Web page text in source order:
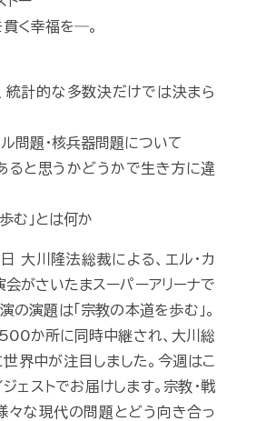
く幸福を―。
計的な多数決だけでは決まら
問題・核兵器問題について
と思うかどうかで生き方に違
む」とは何か
川隆法総裁による、エル・カ
会がさいたまスーパーアリーナで
の演題は「宗教の本道を歩む」。
か所に同時中継され、大川総
界中が注目しました。今週はこ
ェストでお届けします。宗教・戦
々な現代の問題とどう向き合っ